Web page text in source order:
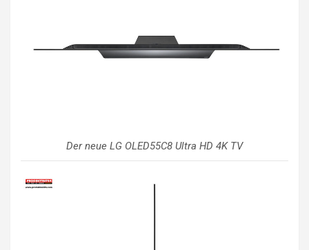
Der neue LG OLED55C8 Ultra HD 4K TV